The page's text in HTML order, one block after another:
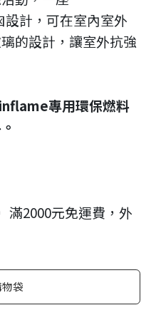
計，可在室內室外
的設計，讓室外抗強
專用環保燃料
滿2000元免運費，外
袋